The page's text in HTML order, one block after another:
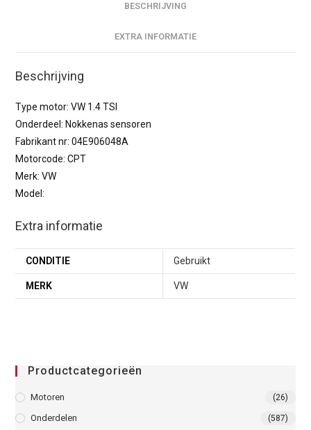
BESCHRIJVING
EXTRA INFORMATIE
Beschrijving
Type motor: VW 1.4 TSI
Onderdeel: Nokkenas sensoren
Fabrikant nr: 04E906048A
Motorcode: CPT
Merk: VW
Model:
Extra informatie
CONDITIE Gebruikt
MERK VW
Productcategorieën
Motoren (26)
Onderdelen (587)